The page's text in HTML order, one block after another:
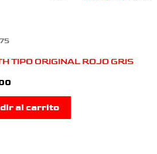
TIPO ORIGINAL ROJO GRIS
al carrito